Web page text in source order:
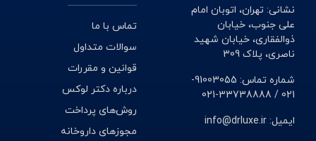
نشانی: تهران، اتوبان امام
علی جنوب، خیابان
ذوالفقاری، خیابان شهید
ناصری، پلاک 309
شماره تماس: 91003055-
021 / 33738888-021
ایمیل: info@drluxe.ir
تماس با ما
سوالات متداول
قوانین و مقررات
درباره دکتر لوکس
روش‌های پرداخت
مجوزهای داروخانه